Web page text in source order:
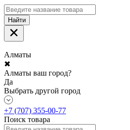
Найти
Алматы
✖
Алматы ваш город?
Да
Выбрать другой город
+7 (707) 355-00-77
Поиск товара